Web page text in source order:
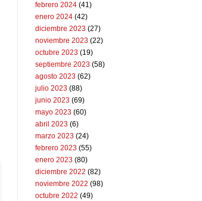
febrero 2024 (41)
enero 2024 (42)
diciembre 2023 (27)
noviembre 2023 (22)
octubre 2023 (19)
septiembre 2023 (58)
agosto 2023 (62)
julio 2023 (88)
junio 2023 (69)
mayo 2023 (60)
abril 2023 (6)
marzo 2023 (24)
febrero 2023 (55)
enero 2023 (80)
diciembre 2022 (82)
noviembre 2022 (98)
octubre 2022 (49)